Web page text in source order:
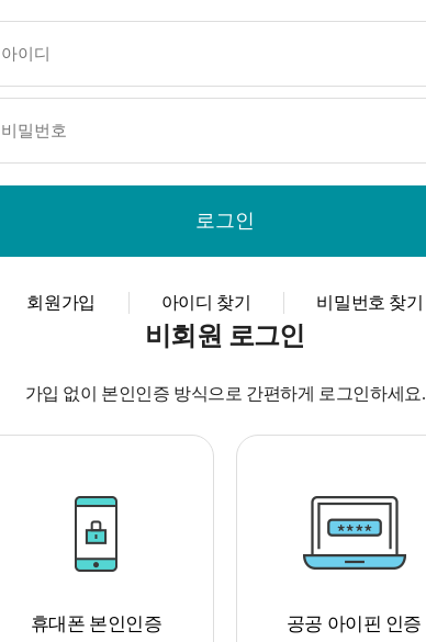
회원가입 아이디 찾기 비밀번호 찾기
비회원 로그인
가입 없이 본인인증 방식으로 간편하게 로그인하세요.
휴대폰 본인인증 공공 아이핀 인증